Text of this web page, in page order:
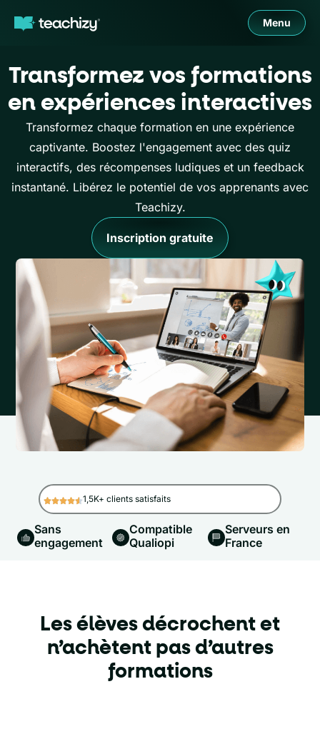
Menu
Transformez vos formations
en expériences interactives
Transformez chaque formation en une expérience
captivante. Boostez l'engagement avec des quiz
interactifs, des récompenses ludiques et un feedback
instantané. Libérez le potentiel de vos apprenants avec
Teachizy.
Inscription gratuite
1,5K+ clients satisfaits
Sans
engagement
Compatible
Qualiopi
Serveurs en
France
Les élèves décrochent et
n’achètent pas d’autres
formations